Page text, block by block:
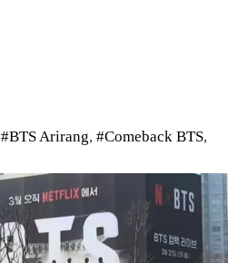
#BTS Arirang, #Comeback BTS,